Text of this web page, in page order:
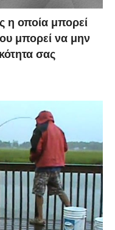
η οποία μπορεί
μπορεί να μην
σας